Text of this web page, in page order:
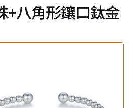
八角形鑲口鈦金